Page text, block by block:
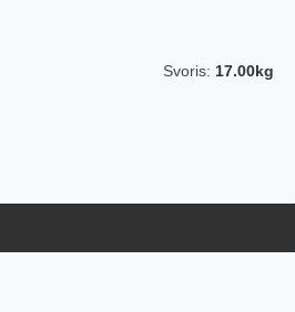
Svoris: 17.00kg